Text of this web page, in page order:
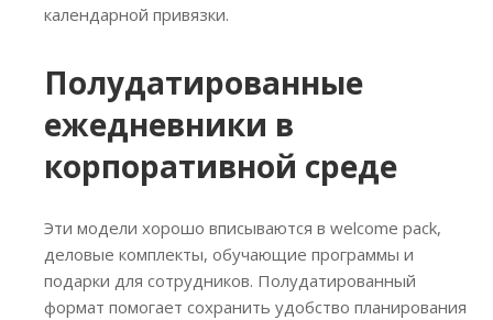
календарной привязки.
Полудатированные
ежедневники в
корпоративной среде
Эти модели хорошо вписываются в welcome pack,
деловые комплекты, обучающие программы и
подарки для сотрудников. Полудатированный
формат помогает сохранить удобство планирования